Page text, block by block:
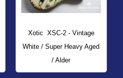
Xotic XSC-2 - Vintage
White / Super Heavy Aged
/ Alder